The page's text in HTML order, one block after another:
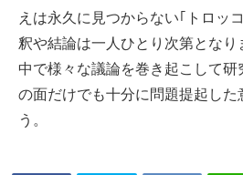
えは永久に見つからない｢トロッ
釈や結論は一人ひとり次第とな
中で様々な議論を巻き起こして
の面だけでも十分に問題提起した
う。